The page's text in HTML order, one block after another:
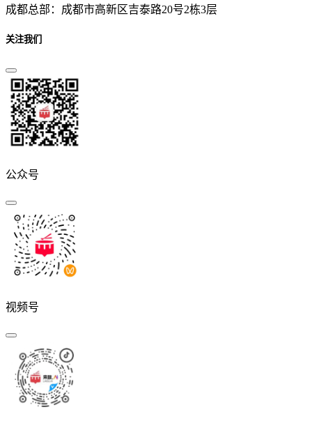
成都总部：成都市高新区吉泰路20号2栋3层
关注我们
公众号
视频号